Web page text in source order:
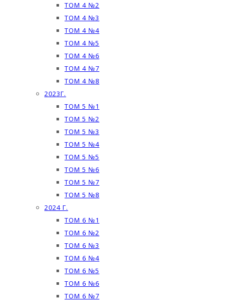
ТОМ 4 №2
ТОМ 4 №3
ТОМ 4 №4
ТОМ 4 №5
ТОМ 4 №6
ТОМ 4 №7
ТОМ 4 №8
2023Г.
ТОМ 5 №1
ТОМ 5 №2
ТОМ 5 №3
ТОМ 5 №4
ТОМ 5 №5
ТОМ 5 №6
ТОМ 5 №7
ТОМ 5 №8
2024 Г.
ТОМ 6 №1
ТОМ 6 №2
ТОМ 6 №3
ТОМ 6 №4
ТОМ 6 №5
ТОМ 6 №6
ТОМ 6 №7